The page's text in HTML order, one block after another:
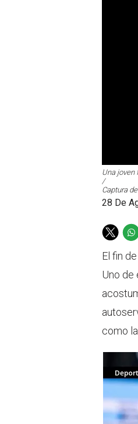
Una joven
/
Captura
28 De
T
w
t
e
r
h
a
t
a
p
p
El fin
Uno de
como